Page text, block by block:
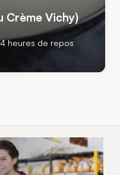
Crème Vichy)
heures de repos